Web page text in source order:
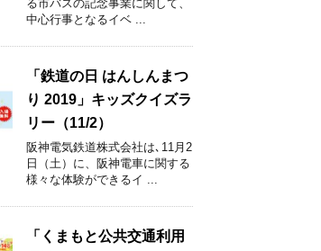
る市バスの記念事業に関して、
中心行事となるイベ ...
「鉄道の日 はんしんまつ
り 2019」キッズクイズラ
リー（11/2）
阪神電気鉄道株式会社は､11月2
日（土）に、阪神電車に関する
様々な体験ができるイ ...
「くまもと公共交通利用